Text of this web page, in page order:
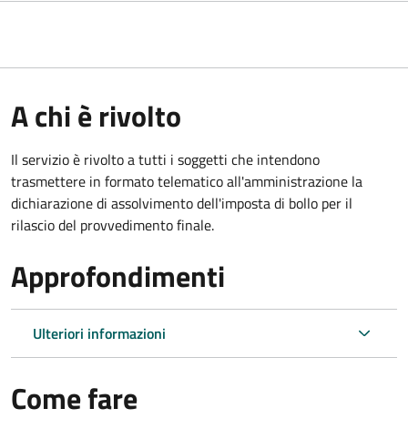
A chi è rivolto
Il servizio è rivolto a tutti i soggetti che intendono
trasmettere in formato telematico all'amministrazione la
dichiarazione di assolvimento dell'imposta di bollo per il
rilascio del provvedimento finale.
Approfondimenti
Ulteriori informazioni
Come fare